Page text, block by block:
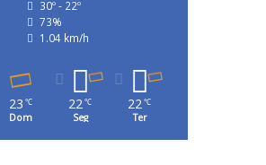
30º - 22º
73%
1.04 km/h
23 ℃
Dom
22℃
Seg
22℃
Ter